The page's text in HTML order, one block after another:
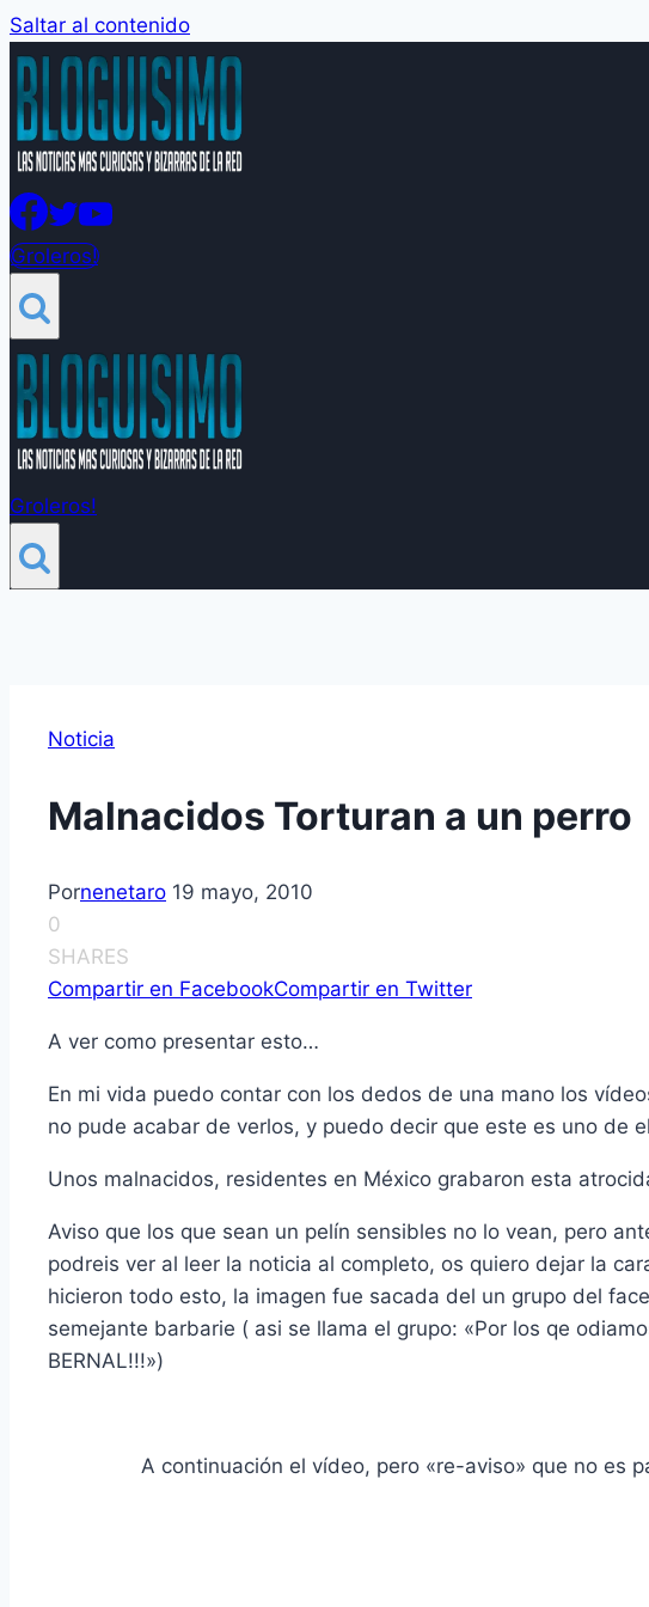
Saltar al contenido
Groleros!
Groleros!
Noticia
Malnacidos Torturan a un perro
Pornenetaro 19 mayo, 2010
0
SHARES
Compartir en FacebookCompartir en Twitter
A ver como presentar esto…
En mi vida puedo contar con los dedos de una mano los
no pude acabar de verlos, y puedo decir que este es uno de
Unos malnacidos, residentes en México grabaron esta
Aviso que los que sean un pelí­n sensibles no lo vean, pero
podreis ver al leer la noticia al completo, os quiero dejar la
hicieron todo esto, la imagen fue sacada del un grupo del
semejante barbarie ( asi se llama el grupo: «Por los qe
BERNAL!!!»)
A continuación el ví­deo, pero «re-aviso» que no es